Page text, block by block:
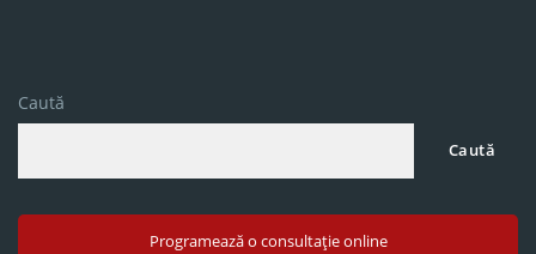
Caută
Caută
Programează o consultație online